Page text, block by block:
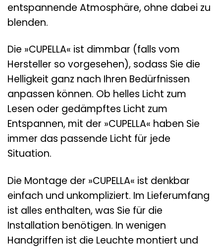
entspannende Atmosphäre, ohne dabei zu
blenden.
Die »CUPELLA« ist dimmbar (falls vom
Hersteller so vorgesehen), sodass Sie die
Helligkeit ganz nach Ihren Bedürfnissen
anpassen können. Ob helles Licht zum
Lesen oder gedämpftes Licht zum
Entspannen, mit der »CUPELLA« haben Sie
immer das passende Licht für jede
Situation.
Die Montage der »CUPELLA« ist denkbar
einfach und unkompliziert. Im Lieferumfang
ist alles enthalten, was Sie für die
Installation benötigen. In wenigen
Handgriffen ist die Leuchte montiert und